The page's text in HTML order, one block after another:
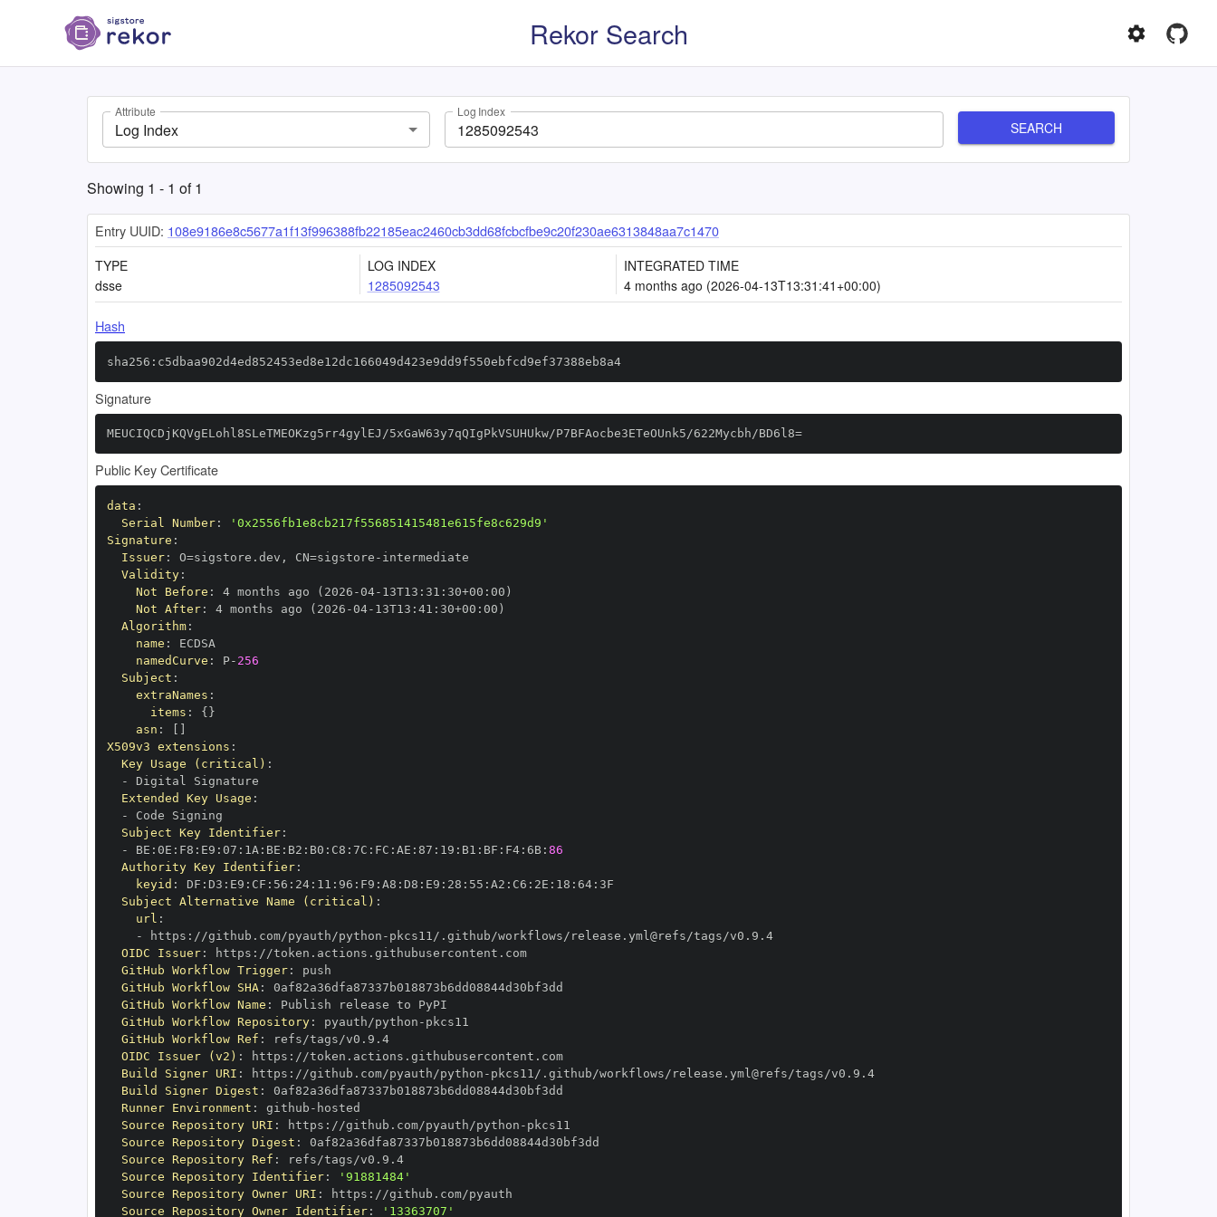
Rekor Search
Attribute
Log Index
Log Index
SEARCH
Showing 1 - 1 of1
Entry UUID: 108e9186e8c5677a1f13f996388fb22185eac2460cb3dd68fcbcfbe9c20f230ae6313848aa7c1470
TYPE
dsse
LOG INDEX
1285092543
INTEGRATED TIME
4 months ago (2026-04-13T13:31:41+00:00)
Hash
sha256:c5dbaa902d4ed852453ed8e12dc166049d423e9dd9f550ebfcd9ef37388eb8a4
Signature
MEUCIQCDjKQVgELohl8SLeTMEOKzg5rr4gylEJ/5xGaW63y7qQIgPkVSUHUkw/P7BFAocbe3ETeOUnk5/622Mycbh/BD6l8=
Public Key Certificate
data :
Serial Number:
'0x2556fb1e8cb217f556851415481e615fe8c629d9'
Signature :
Issuer: O=sigstore.dev , CN=sigstore -
Validity:
Not Before : 4 months ago (2026 -04- 13T13 : 31 : 30+00 :
Not After: 4 months ago (2026 -04- 13T13 : 41 : 30+00 :
Algorithm:
name :
namedCurve : P- 256
Subject :
extraNames :
items : { }
asn :
X509v3 extensions :
Key Usage (critical) :
-
Extended Key Usage :
-
Subject Key Identifier:
-
BE : 0E : F8 : E9 : 07 : 1A : BE : B2 : B0 : C8 : 7C : FC : AE : 87 : 19 : B1 : BF : F4: 6B: 86
Authority Key Identifier:
keyid : DF : D3 : E9 : CF : 56 : 24: 11 : 96 : F9 : A8 : D8 : E9 : 28 : 55 : A2 : C6 : 2E : 18 : 64:
Subject Alternative Name (critical) :
url :
-
https : //github.com/pyauth/python -
pkcs11/.github/workflows/release.yml@refs/tags/v0.9.4
OIDC Issuer: https :
//token.actions.githubusercontent.com
GitHub Workflow Trigger:
GitHub Workflow SHA:
GitHub Workflow Name :
GitHub Workflow Repository: pyauth/python -
GitHub Workflow Ref :
refs/tags/v0.9.4
OIDC Issuer (v2) : https :
//token.actions.githubusercontent.com
Build Signer URI : https : //github.com/pyauth/python -
pkcs11/.github/workflows/release.yml@refs/tags/v0.9.4
Build Signer Digest :
Runner Environment : github -
Source Repository URI : https : //github.com/pyauth/python -
Source Repository Digest :
Source Repository Ref :
refs/tags/v0.9.4
Source Repository Identifier:
'91881484'
Source Repository Owner URI : https :
Source Repository Owner Identifier: '13363707'